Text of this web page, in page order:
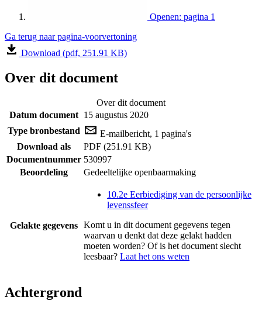
Openen: pagina 1
Ga terug naar pagina-voorvertoning
Download (pdf, 251.91 KB)
Over dit document
Over dit document
Datum document 15 augustus 2020
Type bronbestand
E-mailbericht, 1 pagina's
Download als
PDF (251.91 KB)
Documentnummer 530997
Beoordeling
Gedeeltelijke openbaarmaking
Gelakte gegevens
10.2e Eerbiediging van de persoonlijke
levenssfeer
Komt u in dit document gegevens tegen
waarvan u denkt dat deze gelakt hadden
moeten worden? Of is het document slecht
leesbaar? Laat het ons weten
Achtergrond